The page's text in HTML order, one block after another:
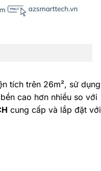
tích trên 26m², sử dụng
cao hơn nhiều so với
cung cấp và lắp đặt với